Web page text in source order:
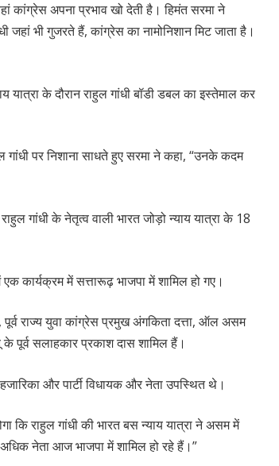
कांग्रेस अपना प्रभाव खो देती है। हिमंत सरमा ने
भी गुजरते हैं, कांग्रेस का नामोनिशान मिट जाता है।
यात्रा के दौरान राहुल गांधी बॉडी डबल का इस्तेमाल कर
पर निशाना साधते हुए सरमा ने कहा, “उनके कदम
गांधी के नेतृत्व वाली भारत जोड़ो न्याय यात्रा के 18
कार्यक्रम में सत्तारूढ़ भाजपा में शामिल हो गए।
पूर्व राज्य युवा कांग्रेस प्रमुख अंगकिता दत्ता, ऑल असम
पूर्व सलाहकार प्रकाश दास शामिल हैं।
और पार्टी विधायक और नेता उपस्थित थे।
कि राहुल गांधी की भारत बस न्याय यात्रा ने असम में
नेता आज भाजपा में शामिल हो रहे हैं।”